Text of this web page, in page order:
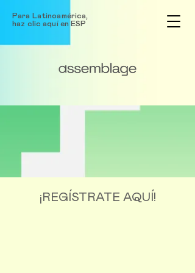
Para Latinoamérica,
haz clic aquí en ESP
¡REGÍSTRATE AQUÍ!